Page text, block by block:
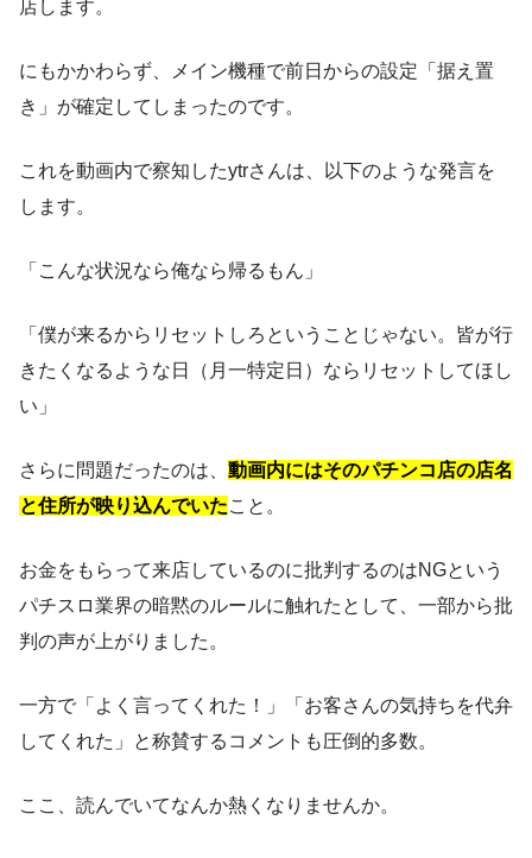
店します。
にもかかわらず、メイン機種で前日からの設定「据え置
き」が確定してしまったのです。
これを動画内で察知したytrさんは、以下のような発言を
します。
「こんな状況なら俺なら帰るもん」
「僕が来るからリセットしろということじゃない。皆が行
きたくなるような日（月一特定日）ならリセットしてほし
い」
さらに問題だったのは、 動画内にはそのパチンコ店の店名
と住所が映り込んでいたこと。
お金をもらって来店しているのに批判するのはNGという
パチスロ業界の暗黙のルールに触れたとして、一部から批
判の声が上がりました。
一方で「よく言ってくれた！」「お客さんの気持ちを代弁
してくれた」と称賛するコメントも圧倒的多数。
ここ、読んでいてなんか熱くなりませんか。